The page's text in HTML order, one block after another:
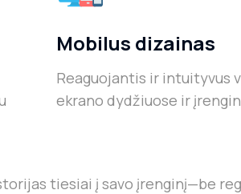
Mobilus dizainas
Reaguojantis ir intuityvus
ekrano dydžiuose ir
tiesiai į savo įrenginį—be